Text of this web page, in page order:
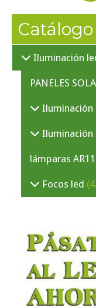
Catálogo
Iluminación
PANELES
Iluminación
Iluminación
lámparas
Focos led